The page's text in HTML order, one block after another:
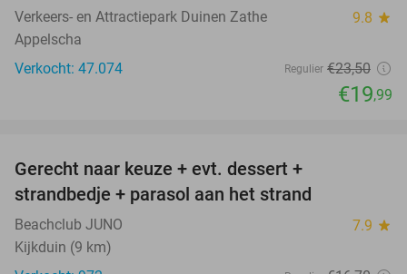
Verkeers- en Attractiepark Duinen Zathe 9.8 star
Appelscha
Verkocht: 47.074
Regulier €23,50
€19,99
Gerecht naar keuze + evt. dessert +
strandbedje + parasol aan het strand
Beachclub JUNO 7.9 star
Kijkduin (9 km)